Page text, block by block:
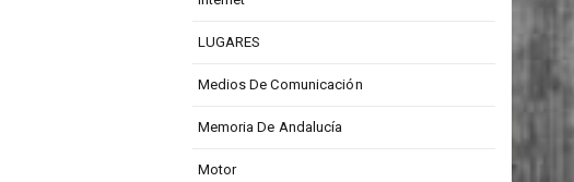
LUGARES
Medios De Comunicación
Memoria De Andalucía
Motor